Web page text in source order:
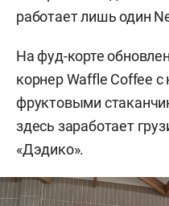
работает лишь один
На фуд-корте
корнер Waffle Coffee
фруктовыми
здесь заработает
«Дэдико».